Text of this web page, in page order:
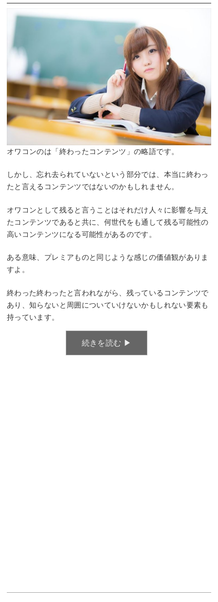
オワコンのは「終わったコンテンツ」の略語です。
しかし、忘れ去られていないという部分では、本当に終わっ
たと言えるコンテンツではないのかもしれません。
オワコンとして残ると言うことはそれだけ人々に影響を与え
たコンテンツであると共に、何世代をも通して残る可能性の
高いコンテンツになる可能性があるのです。
ある意味、プレミアものと同じような感じの価値観がありま
すよ。
終わった終わったと言われながら、残っているコンテンツで
あり、知らないと周囲についていけないかもしれない要素も
持っています。
続きを読む ▶︎